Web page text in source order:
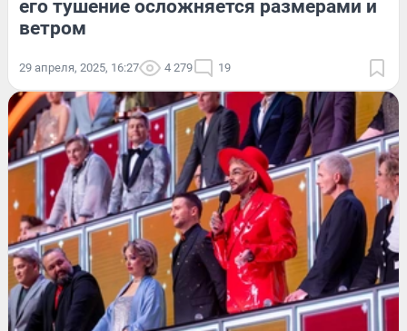
его тушение осложняется размерами и
ветром
29 апреля, 2025, 16:27 4 279 19